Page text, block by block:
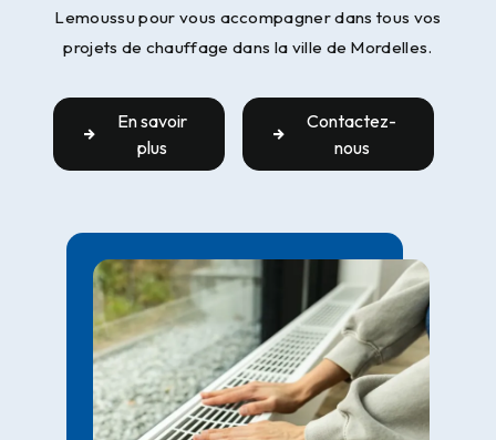
Lemoussu pour vous accompagner dans tous vos
projets de chauffage dans la ville de Mordelles.
En savoir
plus
Contactez-
nous